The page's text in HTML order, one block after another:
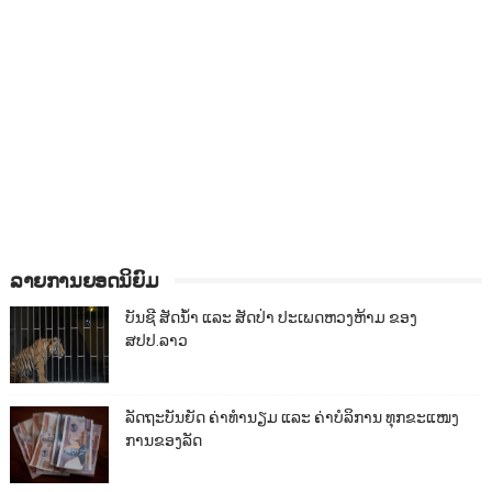
ລາຍການຍອດນິຍົມ
ບັນຊີ ສັດນ້ຳ ແລະ ສັດປ່າ ປະເພດຫວງຫ້າມ ຂອງ
ສປປ.ລາວ
ລັດຖະບັນຍັດ ຄ່າທຳນຽມ ແລະ ຄ່າບໍລິການ ທຸກຂະແໜງ
ການຂອງລັດ